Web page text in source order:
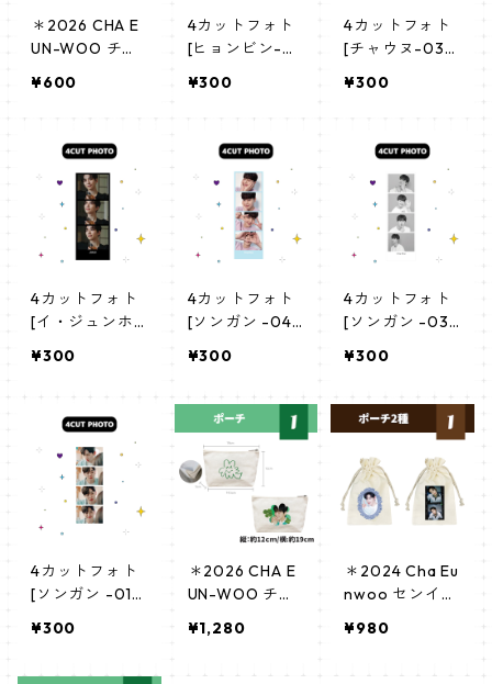
＊2026 CHA E
UN-WOO チャ
グッズ ＊ 人生4
ード
¥600
4カットフォト
[ヒョンビン-0
O hyubin 05
¥300
4カットフォト
[チャウヌ-03]
ha eunwoo 03
¥300
4カットフォト
[イ・ジュンホ-
TO lee junho 0
¥300
4カットフォト
[ソンガン -04]
ongkang 04
¥300
4カットフォト
[ソンガン -03]
ongkang 03
¥300
4カットフォト
[ソンガン -01]
ongkang 01
¥300
＊2026 CHA E
UN-WOO チャ
グッズ ＊ ポー
¥1,280
＊2024 Cha Eu
nwoo センイル
チ [K☆PARK / K
¥980